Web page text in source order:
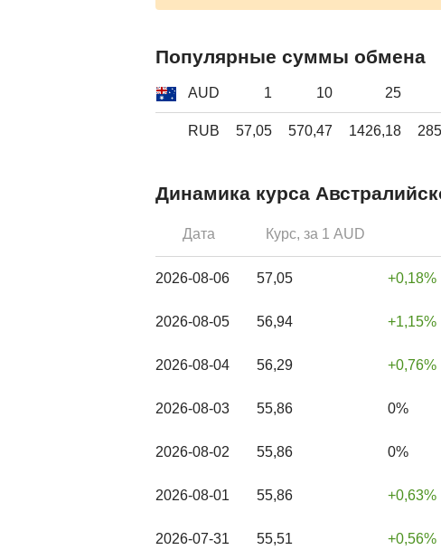
Популярные суммы обмена
AUD 1 10 25
RUB 57,05 570,47 1426,18
Динамика курса
Дата Курс, за 1 AUD
2026-08-06 57,05 0,18%
2026-08-05 56,94 1,15%
2026-08-04 56,29 0,76%
2026-08-03 55,86 0%
2026-08-02 55,86 0%
2026-08-01 55,86 0,63%
2026-07-31 55,51 0,56%